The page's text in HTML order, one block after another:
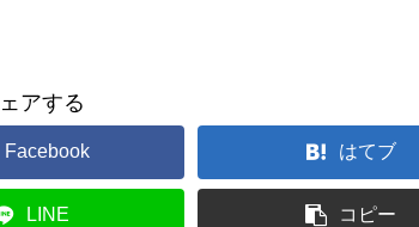
アする
Facebook はてブ
LINE コピー